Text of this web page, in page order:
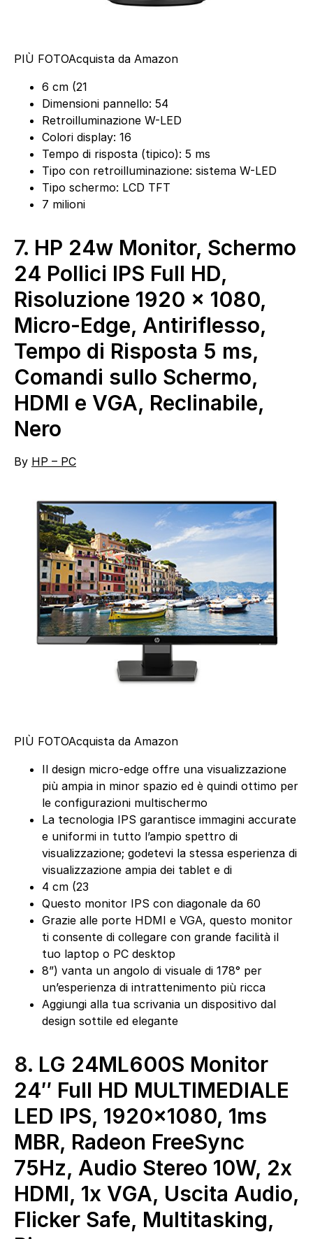
PIÙ FOTOAcquista da Amazon
6 cm (21
Dimensioni pannello: 54
Retroilluminazione W-LED
Colori display: 16
Tempo di risposta (tipico): 5 ms
Tipo con retroilluminazione: sistema W-LED
Tipo schermo: LCD TFT
7 milioni
7. HP 24w Monitor, Schermo
24 Pollici IPS Full HD,
Risoluzione 1920 x 1080,
Micro-Edge, Antiriflesso,
Tempo di Risposta 5 ms,
Comandi sullo Schermo,
HDMI e VGA, Reclinabile,
Nero
By HP – PC
PIÙ FOTOAcquista da Amazon
Il design micro-edge offre una visualizzazione
più ampia in minor spazio ed è quindi ottimo per
le configurazioni multischermo
La tecnologia IPS garantisce immagini accurate
e uniformi in tutto l’ampio spettro di
visualizzazione; godetevi la stessa esperienza di
visualizzazione ampia dei tablet e di
4 cm (23
Questo monitor IPS con diagonale da 60
Grazie alle porte HDMI e VGA, questo monitor
ti consente di collegare con grande facilità il
tuo laptop o PC desktop
8”) vanta un angolo di visuale di 178° per
un’esperienza di intrattenimento più ricca
Aggiungi alla tua scrivania un dispositivo dal
design sottile ed elegante
8. LG 24ML600S Monitor
24″ Full HD MULTIMEDIALE
LED IPS, 1920×1080, 1ms
MBR, Radeon FreeSync
75Hz, Audio Stereo 10W, 2x
HDMI, 1x VGA, Uscita Audio,
Flicker Safe, Multitasking,